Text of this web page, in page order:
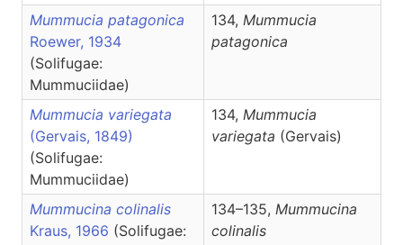
Mummucia patagonica
Roewer, 1934
(Solifugae:
Mummuciidae)
134, Mummucia
patagonica
Mummucia variegata
(Gervais, 1849)
(Solifugae:
Mummuciidae)
134, Mummucia
variegata (Gervais)
Mummucina colinalis
Kraus, 1966 (Solifugae:
134–135, Mummucina
colinalis